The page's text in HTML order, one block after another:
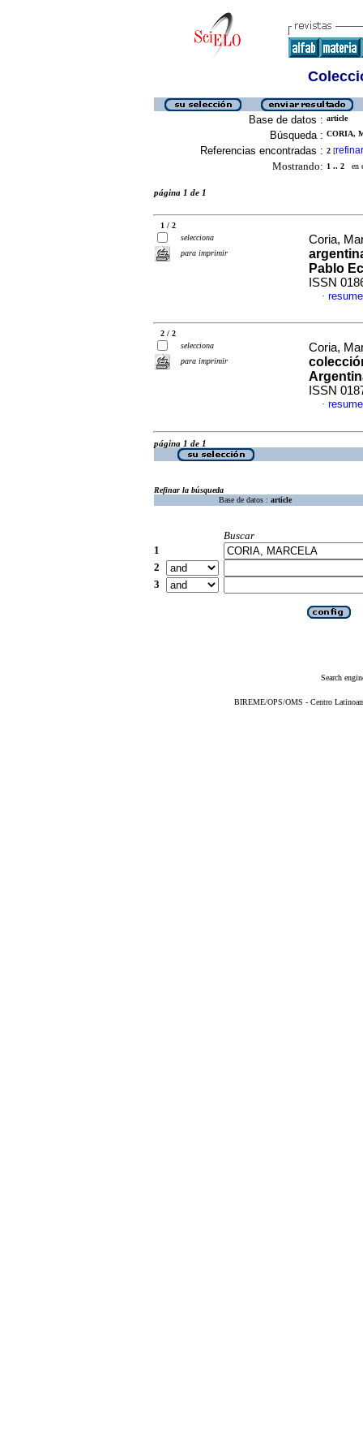
Base de datos : article
Búsqueda : CORIA,
Referencias encontradas : 2 [refinar
Mostrando: 1 .. 2 en
página 1 de 1
1 / 2
selecciona
para imprimir
Coria,
Pablo
ISSN
·
2 / 2
selecciona
para imprimir
Coria,
ISSN
·
página 1 de 1
Refinar la búsqueda
Base de datos : article
Buscar
1
2
3
Search
BIREME/OPS/OMS - Centro